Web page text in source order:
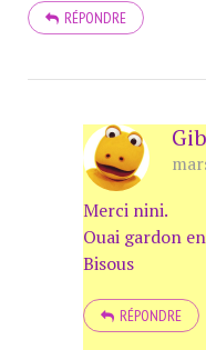
RÉPONDRE
Merci nini.
Ouai gardon
Bisous
RÉPONDRE